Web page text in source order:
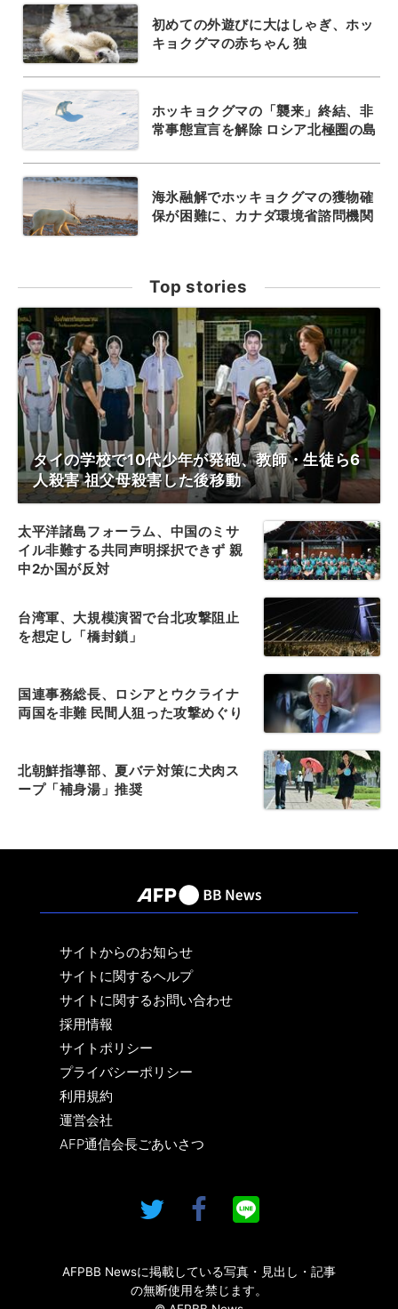
初めての外遊びに大はしゃぎ、ホッ
キョクグマの赤ちゃん 独
ホッキョクグマの「襲来」終結、非
常事態宣言を解除 ロシア北極圏の島
海氷融解でホッキョクグマの獲物確
保が困難に、カナダ環境省諮問機関
Top stories
タイの学校で10代少年が発砲、教師・生徒ら6
人殺害 祖父母殺害した後移動
太平洋諸島フォーラム、中国のミサ
イル非難する共同声明採択できず 親
中2か国が反対
台湾軍、大規模演習で台北攻撃阻止
を想定し「橋封鎖」
国連事務総長、ロシアとウクライナ
両国を非難 民間人狙った攻撃めぐり
北朝鮮指導部、夏バテ対策に犬肉ス
ープ「補身湯」推奨
サイトからのお知らせ
サイトに関するヘルプ
サイトに関するお問い合わせ
採用情報
サイトポリシー
プライバシーポリシー
利用規約
運営会社
AFP通信会長ごあいさつ
AFPBB Newsに掲載している写真・見出し・記事
の無断使用を禁じます。